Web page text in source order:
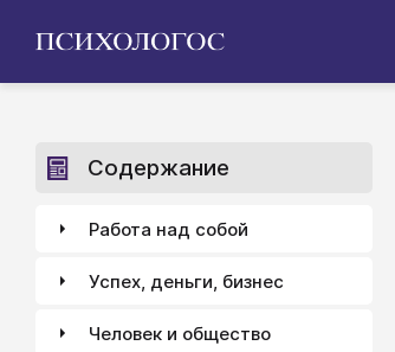
Содержание
Работа над собой
Успех, деньги, бизнес
Человек и общество